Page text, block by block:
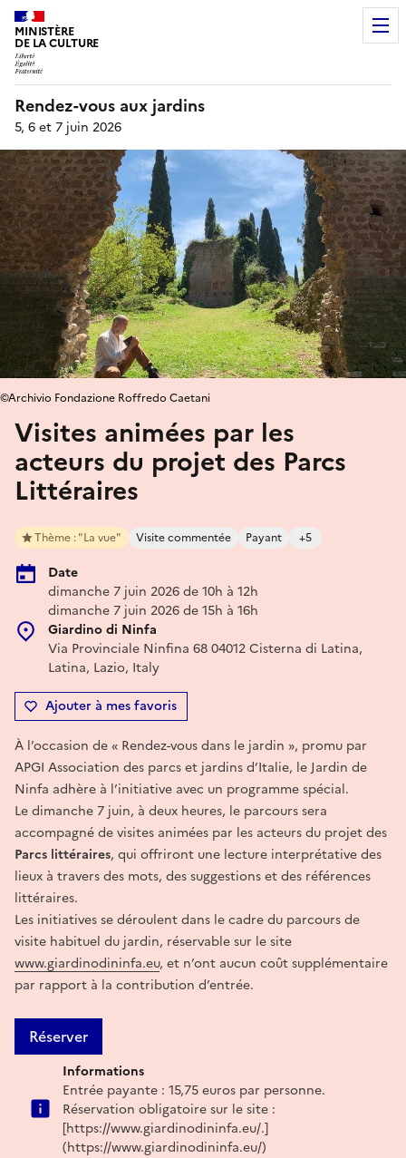
MINISTÈRE
DE LA CULTURE
Rendez-vous aux jardins
5, 6 et 7 juin 2026
Visites animées par les
acteurs du projet des Parcs
Littéraires
Thème : "La vue" Visite commentée Payant +5
Date
dimanche 7 juin 2026 de 10h à 12h
dimanche 7 juin 2026 de 15h à 16h
Giardino di Ninfa
Via Provinciale Ninfina 68 04012 Cisterna di Latina,
Latina, Lazio, Italy
Ajouter à mes favoris
©Archivio Fondazione Roffredo Caetani
À l’occasion de « Rendez-vous dans le jardin », promu par
APGI Association des parcs et jardins d’Italie, le Jardin de
Ninfa adhère à l’initiative avec un programme spécial.
Le dimanche 7 juin, à deux heures, le parcours sera
accompagné de visites animées par les acteurs du projet des
Parcs littéraires, qui offriront une lecture interprétative des
lieux à travers des mots, des suggestions et des références
littéraires.
Les initiatives se déroulent dans le cadre du parcours de
visite habituel du jardin, réservable sur le site
www.giardinodininfa.eu, et n’ont aucun coût supplémentaire
par rapport à la contribution d’entrée.
Réserver
Informations
Entrée payante : 15,75 euros par personne.
Réservation obligatoire sur le site :
[https://www.giardinodininfa.eu/.]
(https://www.giardinodininfa.eu/)